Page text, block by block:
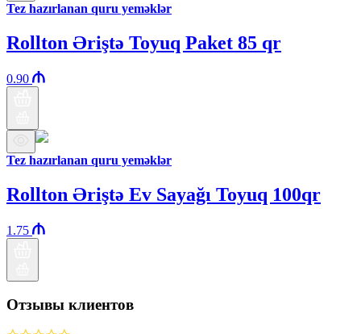
Tez hazırlanan quru yeməklər
Rollton Əriştə Toyuq Paket 85 qr
0.90
Tez hazırlanan quru yeməklər
Rollton Əriştə Ev Sayağı Toyuq 100qr
1.75
Отзывы клиентов